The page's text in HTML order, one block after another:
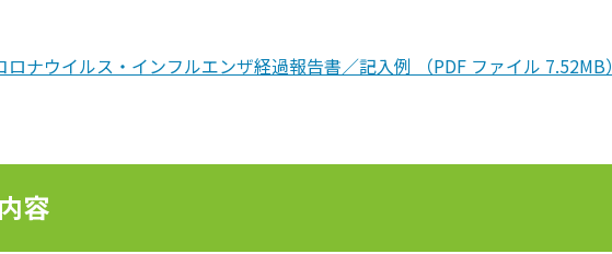
ロナウイルス・インフルエンザ経過報告書／記入例 （PDF ファイル 7.52MB）
容